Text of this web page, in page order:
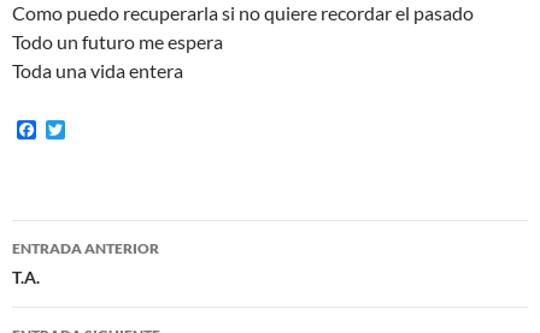
Como puedo recuperarla si no quiere recordar el pasado
Todo un futuro me espera
Toda una vida entera
F
o
o
e
r
Navegación
de
entradas
ENTRADA ANTERIOR
T.A.